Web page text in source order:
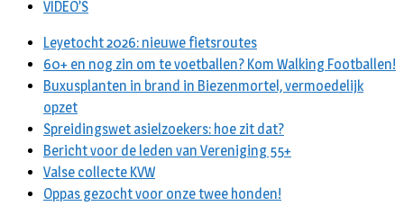
VIDEO’S
Leyetocht 2026: nieuwe fietsroutes
60+ en nog zin om te voetballen? Kom Walking Footballen!
Buxusplanten in brand in Biezenmortel, vermoedelijk
opzet
Spreidingswet asielzoekers: hoe zit dat?
Bericht voor de leden van Vereniging 55+
Valse collecte KVW
Oppas gezocht voor onze twee honden!